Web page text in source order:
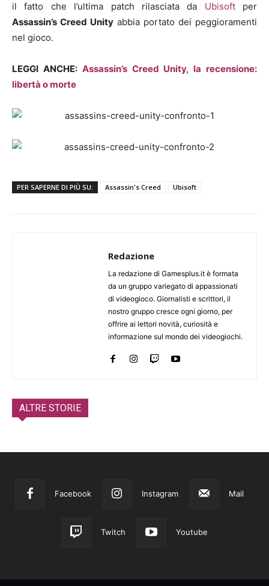
il fatto che l’ultima patch rilasciata da Ubisoftper
Assassin’s Creed Unity abbia portato dei peggioramenti
nel gioco.
LEGGI ANCHE: Assassin’s Creed Unity, la recensione:
libertà o morte
PER SAPERNE DI PIÙ SU: Assassin's Creed Ubisoft
Redazione
La redazione di Gamesplus.it è formata
da un gruppo variegato di appassionati
di videogioco. Giornalisti e scrittori, il
nostro gruppo cresce ogni giorno, per
offrire ai lettori novità, curiosità e
informazione sul mondo dei videogiochi.
ALTRE STORIE
Facebook Instagram Mail
Twitch Youtube